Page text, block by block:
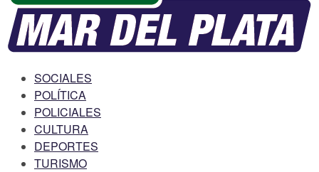
SOCIALES
POLÍTICA
POLICIALES
CULTURA
DEPORTES
TURISMO